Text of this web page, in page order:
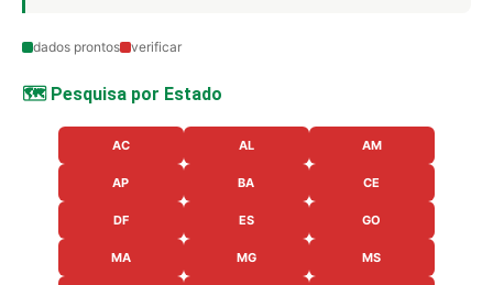
dados prontos verificar
🗺️ Pesquisa por Estado
AC AL AM
AP BA CE
DF ES GO
MA MG MS